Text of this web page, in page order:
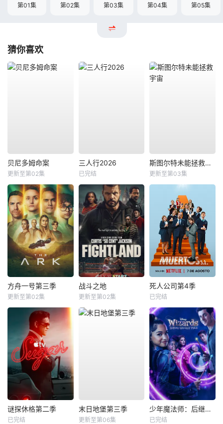
第01集 第02集 第03集 第04集 第05集
猜你喜欢
贝尼多姆命案
更新至第02集
三人行2026
已完结
斯图尔特未能拯救宇宙
更新至第03集
方舟一号第三季
更新至第02集
战斗之地
更新至第02集
死人公司第4季
已完结
谜探休格第二季
已完结
末日地堡第三季
更新至第06集
少年魔法师：后继者第三季
已完结